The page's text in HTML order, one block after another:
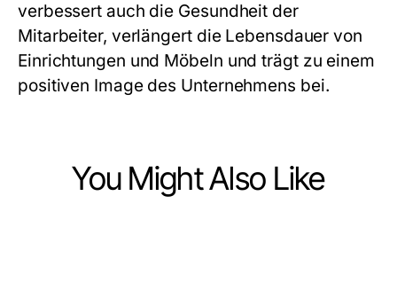
verbessert auch die Gesundheit der
Mitarbeiter, verlängert die Lebensdauer von
Einrichtungen und Möbeln und trägt zu einem
positiven Image des Unternehmens bei.
You Might Also Like